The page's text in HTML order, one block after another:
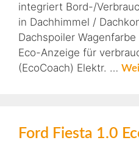
integriert Bord-/
in Dachhimmel /
Dachspoiler
Eco-Anzeige für
(EcoCoach) Elektr. …
Ford Fiesta 1.0